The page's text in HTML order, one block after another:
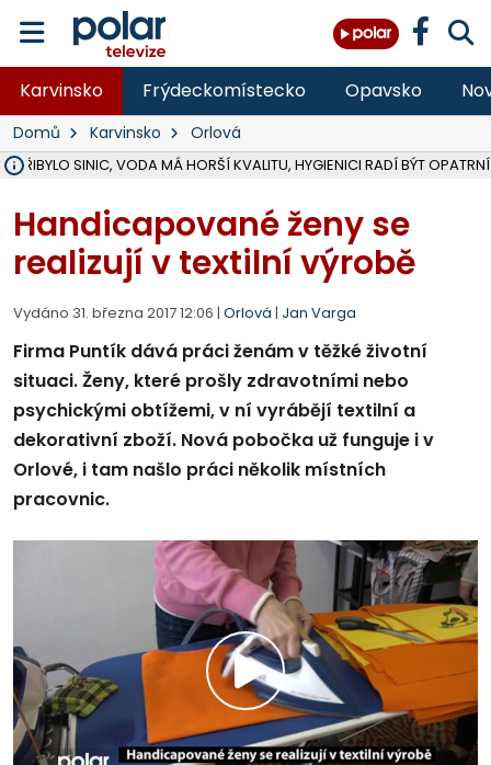
Karvinsko Frýdeckomístecko Opavsko
Domů Karvinsko Orlová
PŘIBYLO SINIC, VODA MÁ HORŠÍ KVALITU, HYGIENICI RADÍ BÝT OPATRNÍ
Handicapované ženy se
realizují v textilní výrobě
Vydáno 31. března 2017 12:06 | Orlová | Jan Varga
Firma Puntík dává práci ženám v těžké životní
situaci. Ženy, které prošly zdravotními nebo
psychickými obtížemi, v ní vyrábějí textilní a
dekorativní zboží. Nová pobočka už funguje i v
Orlové, i tam našlo práci několik místních
pracovnic.
Přehrát
video